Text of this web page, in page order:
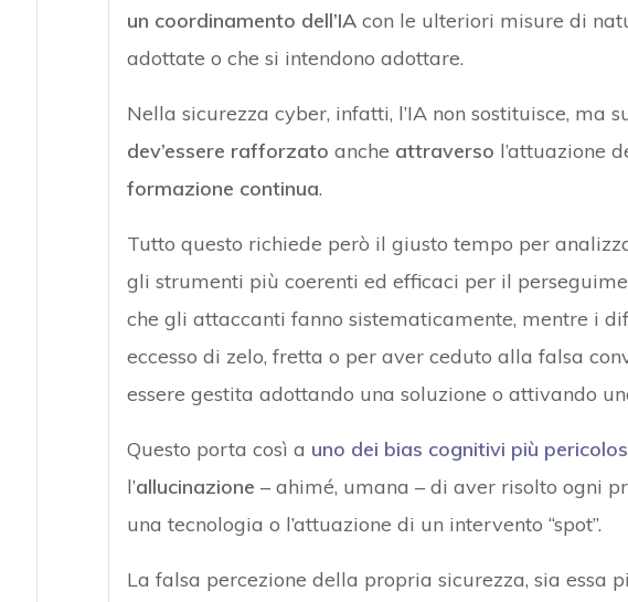
un coordinamento dell’IAcon le ulteriori misure di
adottate o che si intendono adottare.
Nella sicurezza cyber, infatti, l’IA non sostituisce, ma
dev’essere rafforzato anche attraverso l’attuazione
formazione continua.
Tutto questo richiede però il giusto tempo per
gli strumenti più coerenti ed efficaci per il
che gli attaccanti fanno sistematicamente, mentre i
eccesso di zelo, fretta o per aver ceduto alla falsa
essere gestita adottando una soluzione o attivando
Questo porta così a uno dei bias cognitivi più
l’allucinazione – ahimé, umana – di aver risolto ogni
una tecnologia o l’attuazione di un intervento “spot”.
La falsa percezione della propria sicurezza, sia essa